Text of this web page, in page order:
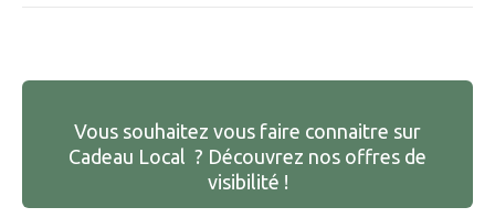
Vous souhaitez vous faire connaitre sur
Cadeau Local ? Découvrez nos offres de
visibilité !